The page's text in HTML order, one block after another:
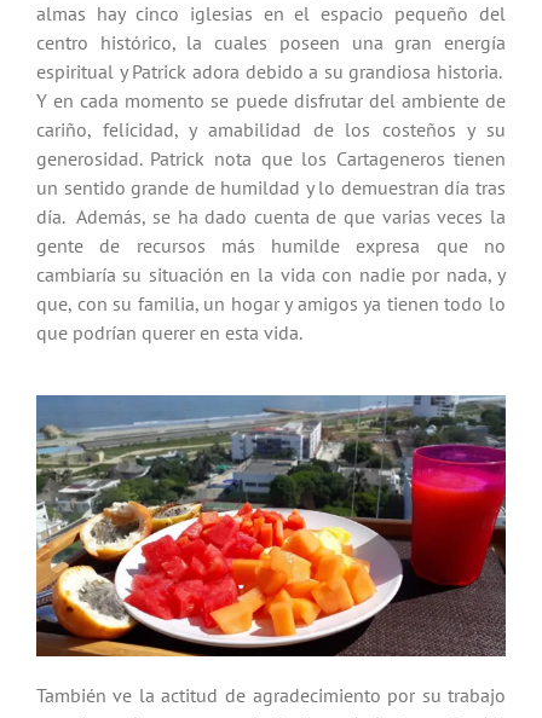
almas hay cinco iglesias en el espacio pequeño del
centro histórico, la cuales poseen una gran energía
espiritual y Patrick adora debido a su grandiosa historia.
Y en cada momento se puede disfrutar del ambiente de
cariño, felicidad, y amabilidad de los costeños y su
generosidad. Patrick nota que los Cartageneros tienen
un sentido grande de humildad y lo demuestran día tras
día. Además, se ha dado cuenta de que varias veces la
gente de recursos más humilde expresa que no
cambiaría su situación en la vida con nadie por nada, y
que, con su familia, un hogar y amigos ya tienen todo lo
que podrían querer en esta vida.
También ve la actitud de agradecimiento por su trabajo